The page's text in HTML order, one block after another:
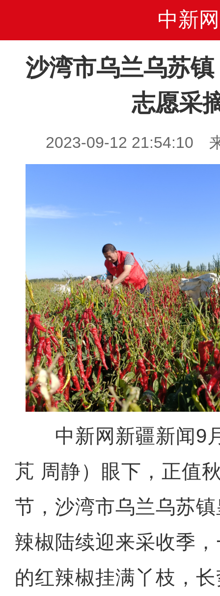
中新网
沙湾市乌兰乌苏
志愿采
2023-09-12 21:54:10
中新网新疆新闻9
芃 周静）眼下，正值
节，沙湾市乌兰乌苏
辣椒陆续迎来采收季
的红辣椒挂满丫枝，